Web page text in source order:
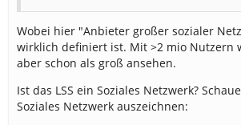
Wobei hier "Anbieter großer sozialer
wirklich definiert ist. Mit >2 mio Nutzern
aber schon als groß ansehen.
Ist das LSS ein Soziales Netzwerk?
Soziales Netzwerk auszeichnen: